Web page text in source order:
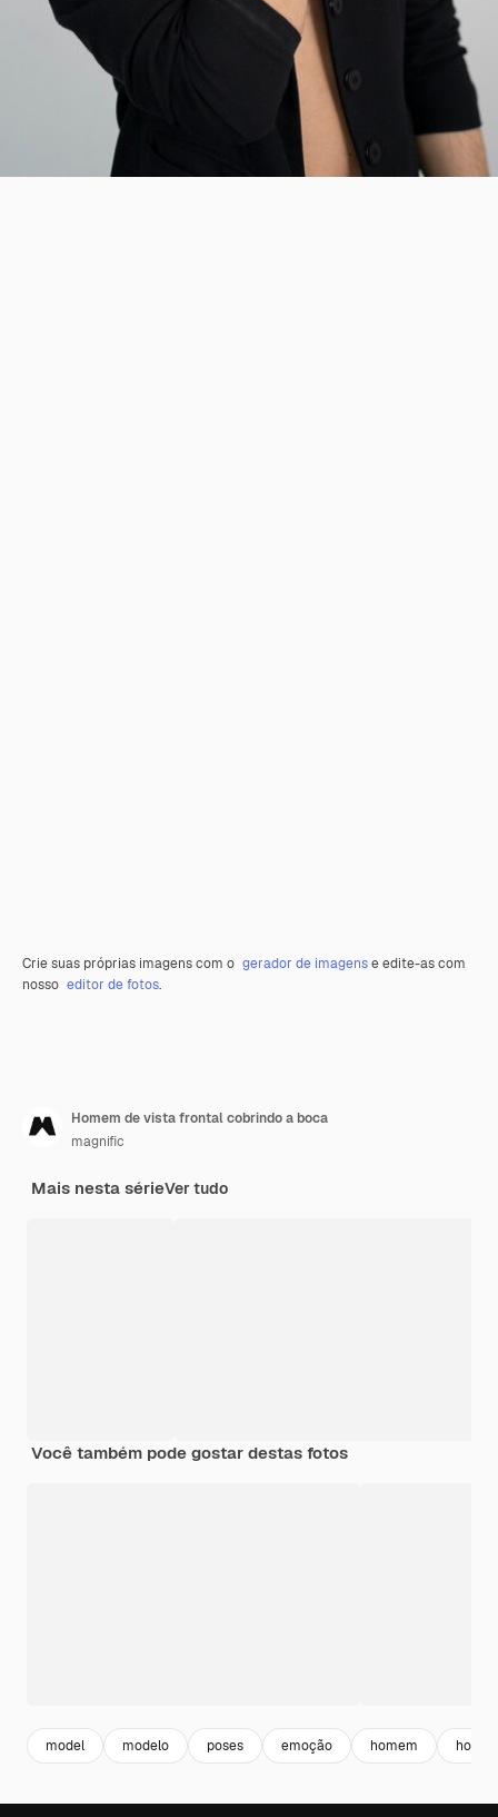
Crie suas próprias imagens com o gerador de imagense edite-as com
nosso editor de fotos.
Homem de vista frontal cobrindo a boca
magnific
Mais nesta sérieVer tudo
Você também pode gostar destas fotos
model modelo poses emoção homem